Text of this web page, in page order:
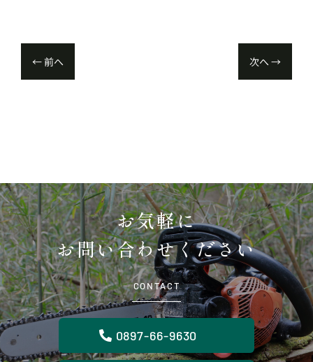
←前へ 次へ →
お気軽に
お問い合わせください
CONTACT
0897-66-9630